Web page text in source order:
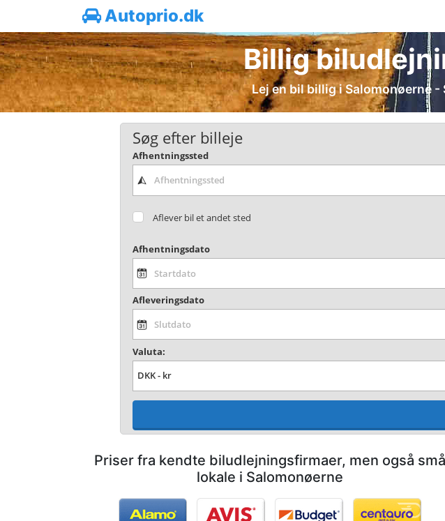
Autoprio.dk
Billig
Lej en bil billig i Salomonøerne
Søg efter billeje
Afhentningssted
Aflever bil et andet sted
Afhentningsdato
Afleveringsdato
Valuta:
Priser fra kendte biludlejningsfirmaer, men også små
lokale i Salomonøerne